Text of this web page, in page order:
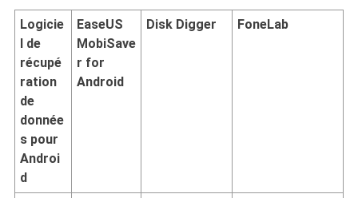
Logicie
l de
récupé
ration
de
donnée
s pour
Androi
d
EaseUS
MobiSave
r for
Android
Disk Digger FoneLab